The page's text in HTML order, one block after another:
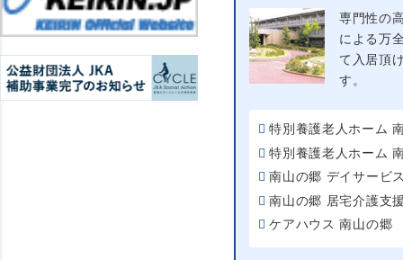
専門性の
による万
て入居頂
す。
特別養護老人ホーム
特別養護老人ホーム
南山の郷 デイサービ
南山の郷 居宅介護支
ケアハウス 南山の郷